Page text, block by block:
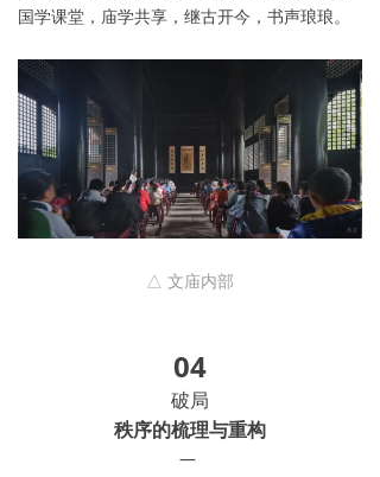
国学课堂，庙学共享，继古开今，书声琅琅。
△ 文庙内部
04
破局
秩序的梳理与重构
—